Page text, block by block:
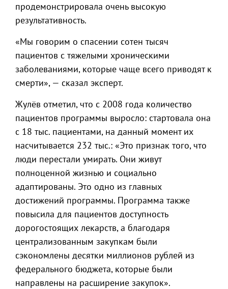
продемонстрировала очень высокую
результативность.
«Мы говорим о спасении сотен тысяч
пациентов с тяжелыми хроническими
заболеваниями, которые чаще всего приводят к
смерти», — сказал эксперт.
Жулёв отметил, что с 2008 года количество
пациентов программы выросло: стартовала она
с 18 тыс. пациентами, на данный момент их
насчитывается 232 тыс.: «Это признак того, что
люди перестали умирать. Они живут
полноценной жизнью и социально
адаптированы. Это одно из главных
достижений программы. Программа также
повысила для пациентов доступность
дорогостоящих лекарств, а благодаря
централизованным закупкам были
сэкономлены десятки миллионов рублей из
федерального бюджета, которые были
направлены на расширение закупок».